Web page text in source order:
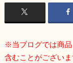
※当ブログでは商
含むことがござい